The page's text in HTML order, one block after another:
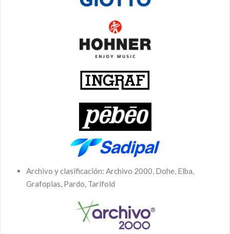
Archivo y clasificación: Archivo 2000, Dohe, Elba,
Grafoplas, Pardo, Tarifold